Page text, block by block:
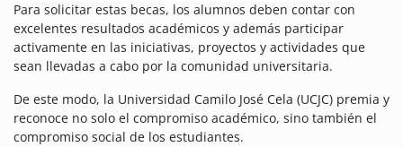
Para solicitar estas becas, los alumnos deben contar con
excelentes resultados académicos y además participar
activamente en las iniciativas, proyectos y actividades que
sean llevadas a cabo por la comunidad universitaria.
De este modo, la Universidad Camilo José Cela (UCJC) premia y
reconoce no solo el compromiso académico, sino también el
compromiso social de los estudiantes.